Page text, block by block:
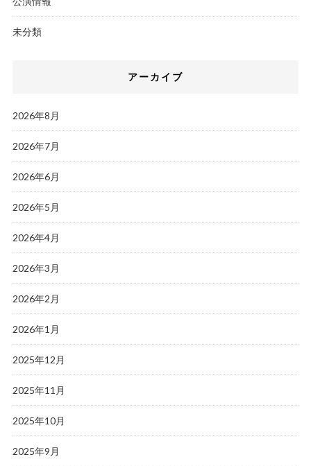
未分類
アーカイブ
2026年8月
2026年7月
2026年6月
2026年5月
2026年4月
2026年3月
2026年2月
2026年1月
2025年12月
2025年11月
2025年10月
2025年9月